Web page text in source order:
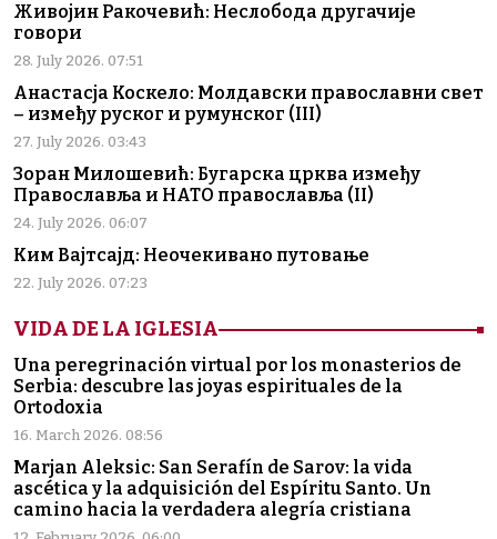
Живојин Ракочевић: Неслобода другачије
говори
28. July 2026. 07:51
Анастасја Коскело: Молдавски православни свет
– између руског и румунског (III)
27. July 2026. 03:43
Зоран Милошевић: Бугарска црква између
Православља и НАТО православља (II)
24. July 2026. 06:07
Ким Вајтсајд: Неочекивано путовање
22. July 2026. 07:23
VIDA DE LA IGLESIA
Una peregrinación virtual por los monasterios de
Serbia: descubre las joyas espirituales de la
Ortodoxia
16. March 2026. 08:56
Marjan Aleksic: San Serafín de Sarov: la vida
ascética y la adquisición del Espíritu Santo. Un
camino hacia la verdadera alegría cristiana